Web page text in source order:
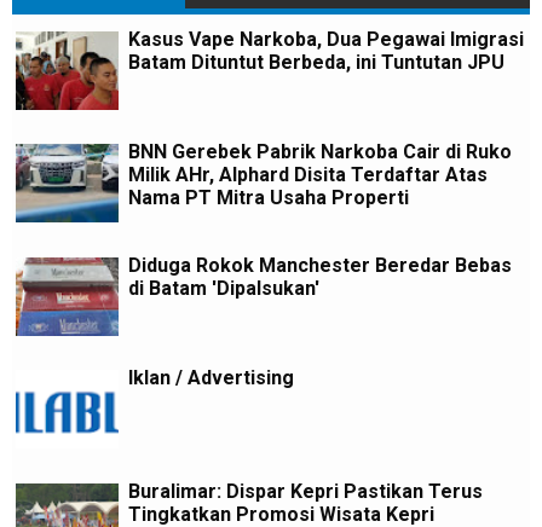
Kasus Vape Narkoba, Dua Pegawai Imigrasi
Batam Dituntut Berbeda, ini Tuntutan JPU
BNN Gerebek Pabrik Narkoba Cair di Ruko
Milik AHr, Alphard Disita Terdaftar Atas
Nama PT Mitra Usaha Properti
Diduga Rokok Manchester Beredar Bebas
di Batam 'Dipalsukan'
Iklan / Advertising
Buralimar: Dispar Kepri Pastikan Terus
Tingkatkan Promosi Wisata Kepri